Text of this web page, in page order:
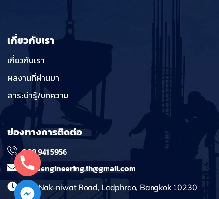
เกี่ยวกับเรา
เกี่ยวกับเรา
ผลงานที่ผ่านมา
สาระน่ารู้/บทความ
ช่องทางการติดต่อ
098 941 5956
massengineering.th@gmail.com
241 Nak-niwat Road, Ladphrao, Bangkok 10230